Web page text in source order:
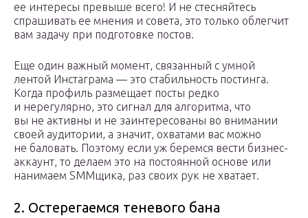
ее интересы превыше всего! И не стесняйтесь
спрашивать ее мнения и совета, это только облегчит
вам задачу при подготовке постов.
Еще один важный момент, связанный с умной
лентой Инстаграма — это стабильность постинга.
Когда профиль размещает посты редко
и нерегулярно, это сигнал для алгоритма, что
вы не активны и не заинтересованы во внимании
своей аудитории, а значит, охватами вас можно
не баловать. Поэтому если уж беремся вести бизнес-
аккаунт, то делаем это на постоянной основе или
нанимаем SMMщика, раз своих рук не хватает.
2. Остерегаемся теневого бана